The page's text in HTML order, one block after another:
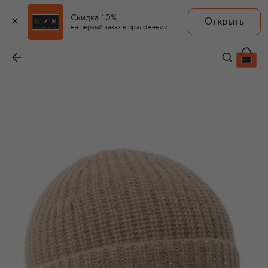
Скидка 10%
на первый заказ в приложении
Открыть
WILLIAM SHARP
52 750 ₽